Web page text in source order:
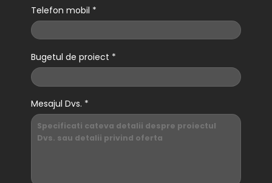
Telefon mobil *
Bugetul de proiect *
Mesajul Dvs. *